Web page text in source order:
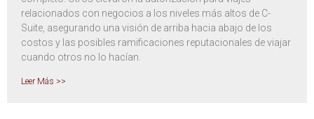
relacionados con negocios a los niveles más altos de C-
Suite, asegurando una visión de arriba hacia abajo de los
costos y las posibles ramificaciones reputacionales de viajar
cuando otros no lo hacían.
Leer Más >>